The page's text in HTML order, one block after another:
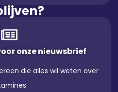
onze nieuwsbrief
die alles wil weten over